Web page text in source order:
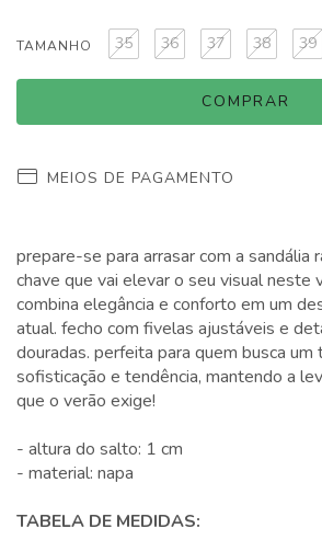
TAMANHO 35 36 37 38 39
MEIOS DE PAGAMENTO
prepare-se para arrasar com a sandália
chave que vai elevar o seu visual neste
combina elegância e conforto em um
atual. fecho com fivelas ajustáveis e
douradas. perfeita para quem busca um
sofisticação e tendência, mantendo a
que o verão exige!
- altura do salto: 1 cm
- material: napa
TABELA DE MEDIDAS: